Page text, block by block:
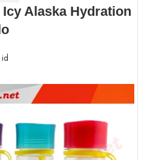
Alaska Hydration